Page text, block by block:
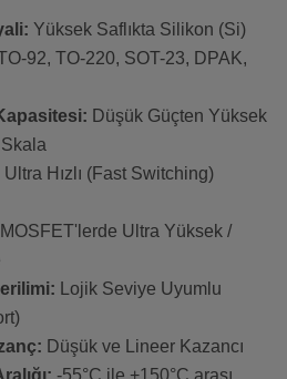
Yüksek Saflıkta Silikon (Si)
92, TO-220, SOT-23, DPAK,
Düşük Güçten Yüksek
Ultra Hızlı (Fast Switching)
MOSFET'lerde Ultra Yüksek /
Lojik Seviye Uyumlu
Düşük ve Lineer Kazancı
-55°C ile +150°C arası